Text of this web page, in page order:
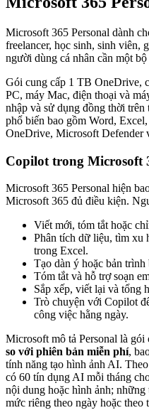
Microsoft 365 Personal dành
freelancer, học sinh, sinh viên,
người dùng cá nhân cần một
Gói cung cấp 1 TB OneDrive,
PC, máy Mac, điện thoại và
nhập và sử dụng đồng thời
phổ biến bao gồm Word,
OneDrive, Microsoft Defender
Copilot trong Microsoft
Microsoft 365 Personal hiện
Microsoft 365 đủ điều kiện.
Viết mới, tóm tắt hoặc
Phân tích dữ liệu, tìm xu
trong Excel.
Tạo dàn ý hoặc bản
Tóm tắt và hỗ trợ soạn
Sắp xếp, viết lại và tổng
Trò chuyện với Copilot
công việc hằng ngày.
Microsoft mô tả Personal là gói
so với phiên bản miễn phí,
tính năng tạo hình ảnh AI.
có 60 tín dụng AI mỗi tháng
nội dung hoặc hình ảnh; những
mức riêng theo ngày hoặc theo